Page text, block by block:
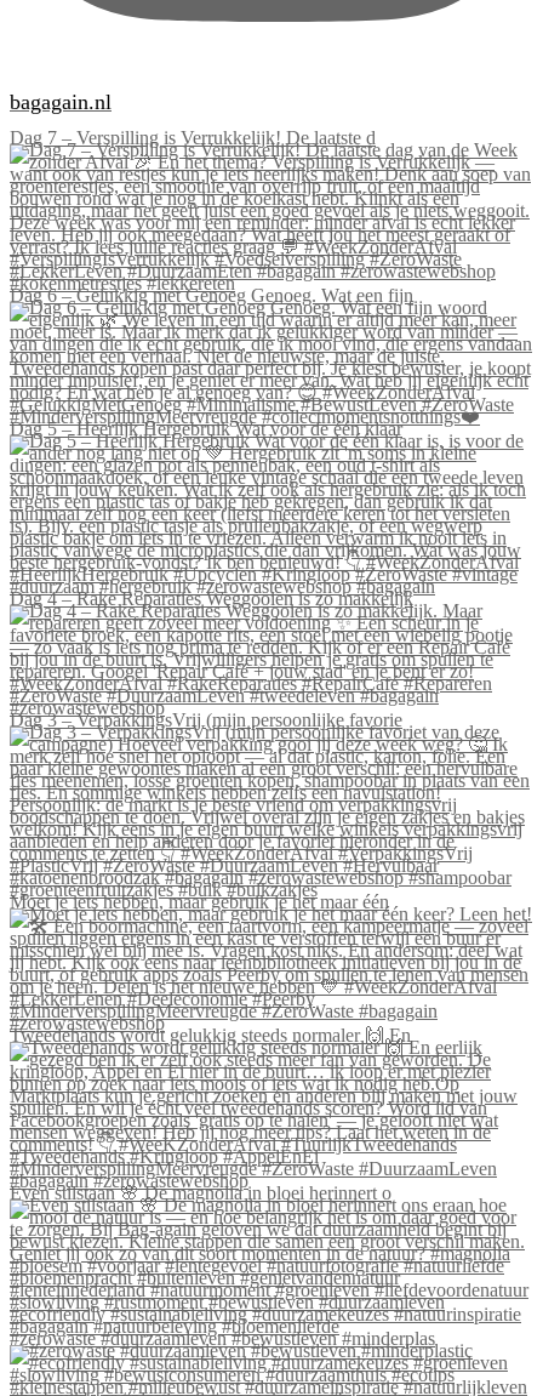
bagagain.nl
Dag 7 – Verspilling is Verrukkelijk! De laatste d
Dag 6 – Gelukkig met Genoeg Genoeg. Wat een fijn
Dag 5 – Heerlijk Hergebruik Wat voor de één klaar
Dag 4 – Rake Reparaties Weggooien is zo makkelijk
Dag 3 – VerpakkingsVrij (mijn persoonlijke favorie
Moet je iets hebben, maar gebruik je het maar één
Tweedehands wordt gelukkig steeds normaler 🙌 En
Even stilstaan 🌸 De magnolia in bloei herinnert o
#zerowaste #duurzaamleven #bewustleven #minderplas